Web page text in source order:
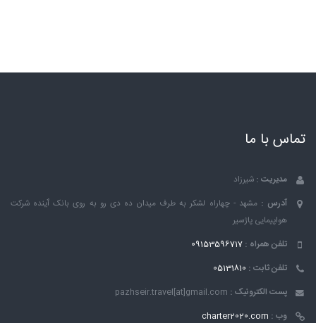
تماس با ما
مدیریت : شیرزاد
آدرس : مشهد - چهاراه لشکر به طرف میدان ده دی رو به روی بانک ٱینده شرکت
هواپیمایی پاژسیر
تلفن همراه : 09153596717
تلفن ثابت : 05131810
پست الکترونیک : pazhseir.travel[at]gmail.com
وب : charter2020.com